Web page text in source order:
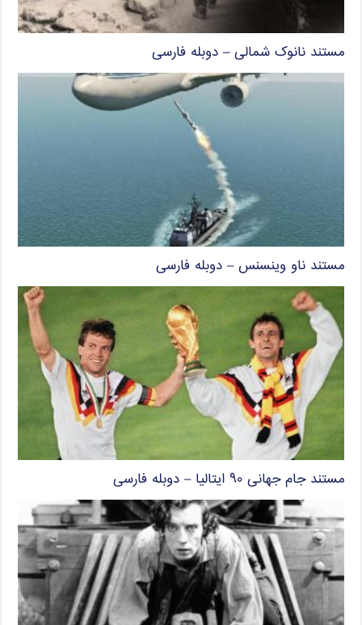
مستند نانوک شمالی – دوبله فارسی
مستند ناو وینسنس – دوبله فارسی
مستند جام جهانی ۹۰ ایتالیا – دوبله فارسی